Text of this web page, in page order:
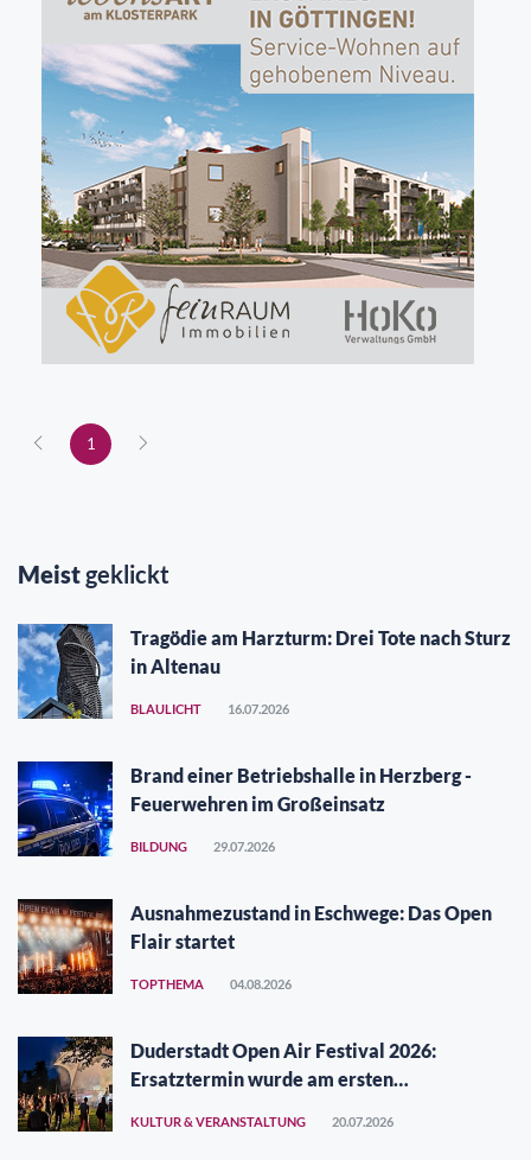
1
Meistgeklickt
Tragödie am Harzturm: Drei Tote nach Sturz
in Altenau
BLAULICHT 16.07.2026
Brand einer Betriebshalle in Herzberg -
Feuerwehren im Großeinsatz
BILDUNG 29.07.2026
Ausnahmezustand in Eschwege: Das Open
Flair startet
TOPTHEMA 04.08.2026
Duderstadt Open Air Festival 2026:
Ersatztermin wurde am ersten
KULTUR & VERANSTALTUNG 20.07.2026